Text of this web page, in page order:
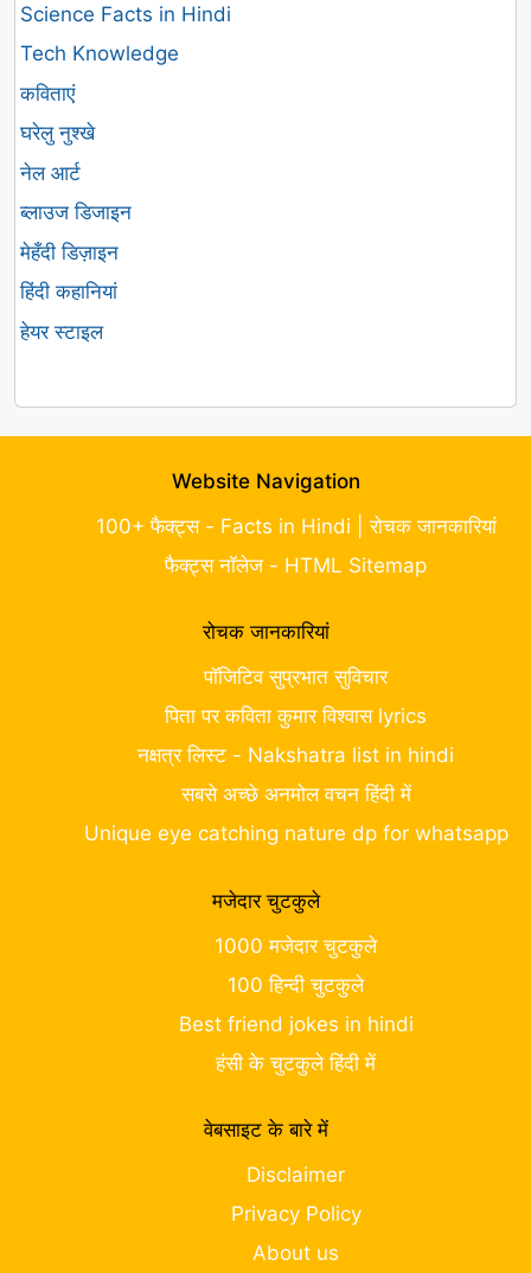
Science Facts in Hindi
Tech Knowledge
कविताएं
घरेलु नुश्खे
नेल आर्ट
ब्लाउज डिजाइन
मेहँदी डिज़ाइन
हिंदी कहानियां
हेयर स्टाइल
Website Navigation
100+ फैक्ट्स - Facts in Hindi | रोचक जानकारियां
फैक्ट्स नॉलेज - HTML Sitemap
रोचक जानकारियां
पॉजिटिव सुप्रभात सुविचार
पिता पर कविता कुमार विश्वास lyrics
नक्षत्र लिस्ट - Nakshatra list in hindi
सबसे अच्छे अनमोल वचन हिंदी में
Unique eye catching nature dp for whatsapp
मजेदार चुटकुले
1000 मजेदार चुटकुले
100 हिन्दी चुटकुले
Best friend jokes in hindi
हंसी के चुटकुले हिंदी में
वेबसाइट के बारे में
Disclaimer
Privacy Policy
About us